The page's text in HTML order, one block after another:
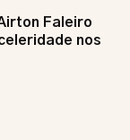
Faleiro
nos